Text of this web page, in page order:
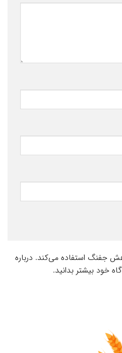
جفنگ استفاده می‌کند. درباره
خود بیشتر بدانید.